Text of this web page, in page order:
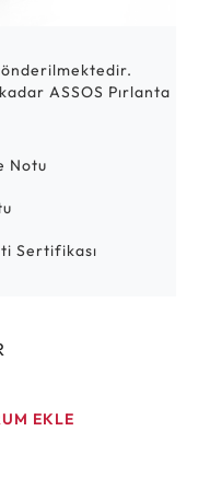
ASSOS Pırlanta
Notu
Sertifikası
EKLE